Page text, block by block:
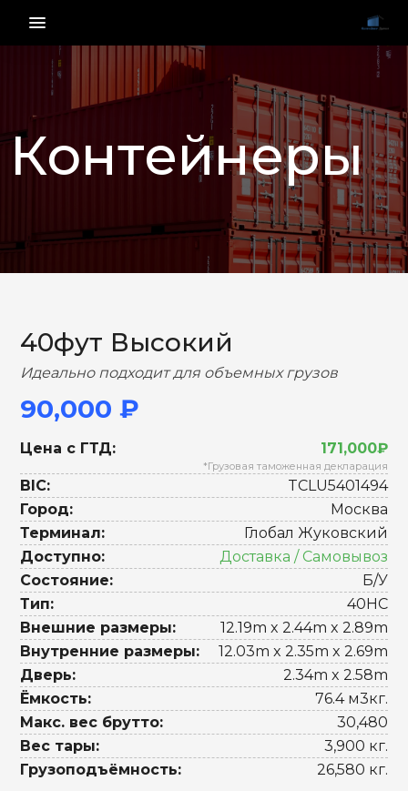
menu_vert
Контейнеры
НАЗАД ВПЕРЕД
40фут Высокий
Идеально подходит для объемных грузов
90,000 ₽
Цена с ГТД: 171,000₽
*Грузовая таможенная декларация
BIC:
TCLU5401494
Город:
Москва
Терминал:
Глобал Жуковский
Доступно:
Доставка / Самовывоз
Состояние:
Б/У
Тип:
40HC
Внешние размеры:
12.19m x 2.44m x 2.89m
Внутренние размеры:
12.03m x 2.35m x 2.69m
Дверь:
2.34m x 2.58m
Ёмкость:
76.4 м3кг.
Макс. вес брутто:
30,480
Вес тары:
3,900 кг.
Грузоподъёмность:
26,580 кг.